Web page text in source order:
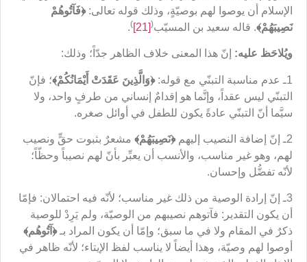
الإسلام أن يوصوا لهم بوصيّةٍ، وذلك قوله تعالى:﴿فَآتُوهُمْ
نَصِيبَهُمْ﴾. قاله سعيد بن المسيّب(
[21]
)
.
ويُلاحَظ عليه: إنّ هذا المعنى خلاف الظاهر جدّاً؛ وذلك:
1ـ عدم مناسبة التبنّي مع قوله: ﴿وَالَّذِينَ عَقَدَتْ أَيْمَانُكُمْ﴾؛ فإنّ
التبنّي ليس عقداً، وإنَّما هو إقدامٌ إنساني من طرفٍ واحد، ولا
سيَّما أنّ التبنّي عادةً يكون للطفل في أوائل صغره.
2ـ إنّ إضافة النصيب إليهم ﴿نَصِيبَهُمْ﴾ مشعرٌ بثبوت حقٍّ ونصيب
لهم، وهو غير مناسب، والأنسب أن يعبِّر بأنّ لهم نصيباً وحظّاً؛
لأنّه تفضُّل وإحسان.
3ـ إنّ إرادة الوصية من ذلك غير مناسب؛ لأنّه فيه احتمالان: فإمّا
أن يكون التقدير: فآتوهم نصيبهم من الوصيّة، ولم يَرِدْ للوصية
ذكرٌ في المقام ولا في ما سبق؛ وإمّا أن يكون المراد بـ﴿آتُوهُم﴾
أوصوا لهم وصيّة، وهذا أيضاً لا يناسب لفظ الإيتاء؛ لأنّه ظاهر في